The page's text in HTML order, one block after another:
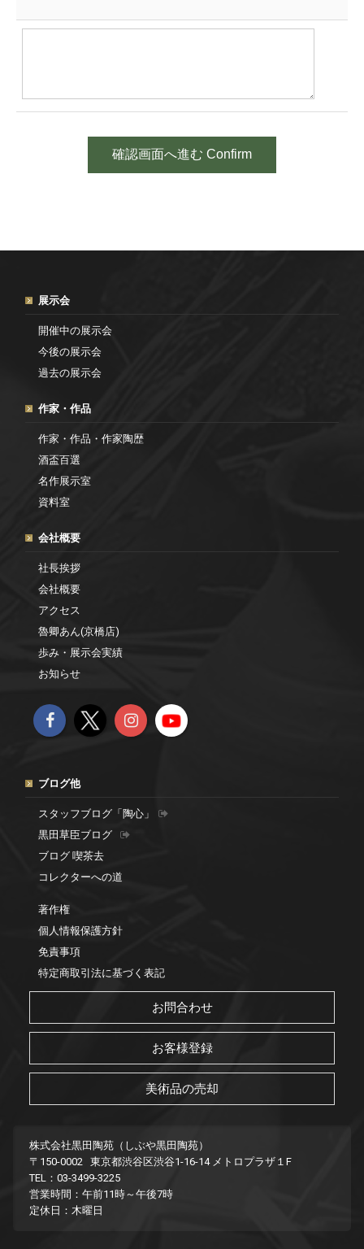
展示会
開催中の展示会
今後の展示会
過去の展示会
作家・作品
作家・作品・作家陶歴
酒盃百選
名作展示室
資料室
会社概要
社長挨拶
会社概要
アクセス
魯卿あん(京橋店)
歩み・展示会実績
お知らせ
ブログ他
スタッフブログ「陶心」
黒田草臣ブログ
ブログ 喫茶去
コレクターへの道
著作権
個人情報保護方針
免責事項
特定商取引法に基づく表記
お問合わせ
お客様登録
美術品の売却
株式会社黒田陶苑（しぶや黒田陶苑）
〒150-0002 東京都渋谷区渋谷1-16-14 メトロプラザ１F
TEL：03-3499-3225
営業時間：午前11時～午後7時
定休日：木曜日